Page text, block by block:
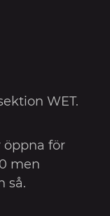
WET.
öppna för
men
så.